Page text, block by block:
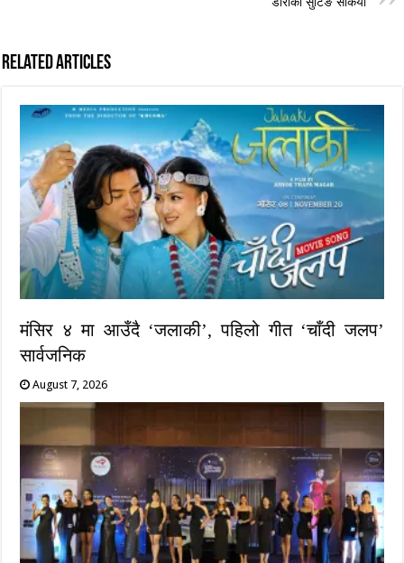
Related Articles
मंसिर ४ मा आउँदै ‘जलाकी’, पहिलो गीत ‘चाँदी जलप’
सार्वजनिक
August 7, 2026